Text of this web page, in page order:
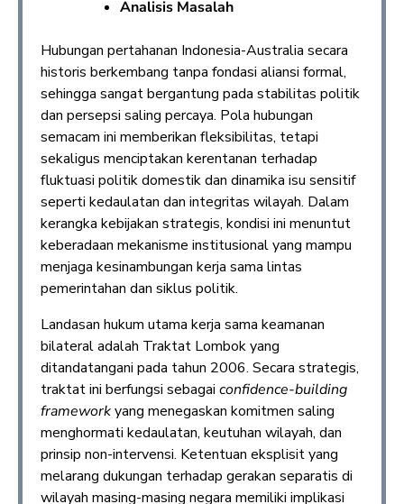
Analisis Masalah
Hubungan pertahanan Indonesia-Australia secara
historis berkembang tanpa fondasi aliansi formal,
sehingga sangat bergantung pada stabilitas politik
dan persepsi saling percaya. Pola hubungan
semacam ini memberikan fleksibilitas, tetapi
sekaligus menciptakan kerentanan terhadap
fluktuasi politik domestik dan dinamika isu sensitif
seperti kedaulatan dan integritas wilayah. Dalam
kerangka kebijakan strategis, kondisi ini menuntut
keberadaan mekanisme institusional yang mampu
menjaga kesinambungan kerja sama lintas
pemerintahan dan siklus politik.
Landasan hukum utama kerja sama keamanan
bilateral adalah Traktat Lombok yang
ditandatangani pada tahun 2006. Secara strategis,
traktat ini berfungsi sebagai confidence-building
frameworkyang menegaskan komitmen saling
menghormati kedaulatan, keutuhan wilayah, dan
prinsip non-intervensi. Ketentuan eksplisit yang
melarang dukungan terhadap gerakan separatis di
wilayah masing-masing negara memiliki implikasi